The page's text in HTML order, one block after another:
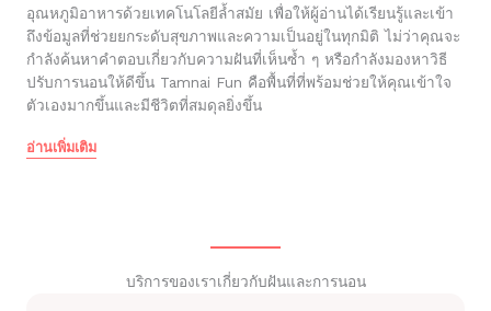
อุณหภูมิอาหารด้วยเทคโนโลยีล้ำสมัย เพื่อให้ผู้อ่านได้เรียนรู้และเข้า
ถึงข้อมูลที่ช่วยยกระดับสุขภาพและความเป็นอยู่ในทุกมิติ ไม่ว่าคุณจะ
กำลังค้นหาคำตอบเกี่ยวกับความฝันที่เห็นซ้ำ ๆ หรือกำลังมองหาวิธี
ปรับการนอนให้ดีขึ้น Tamnai Fun คือพื้นที่ที่พร้อมช่วยให้คุณเข้าใจ
ตัวเองมากขึ้นและมีชีวิตที่สมดุลยิ่งขึ้น
อ่านเพิ่มเติม
บริการของเราเกี่ยวกับฝันและการนอน